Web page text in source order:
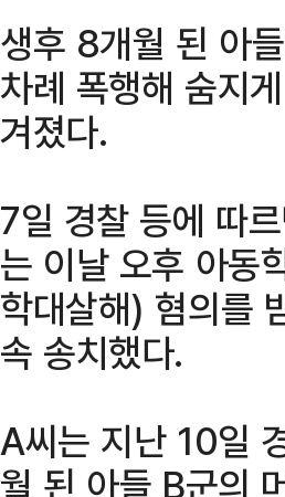
생후 8개월 된 아
차례 폭행해 숨지
겨졌다.
7일 경찰 등에 따
는 이날 오후 아동
학대살해) 혐의를
속 송치했다.
A씨는 지난 10일
월 된 아들 B군의